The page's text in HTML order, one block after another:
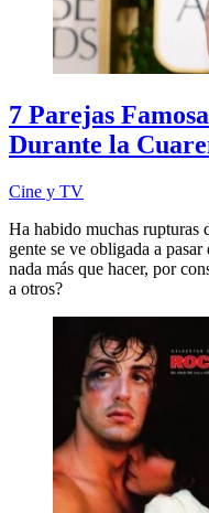
7 Parejas
Durante la
Cine y TV
Ha habido muchas rupturas
gente se ve obligada a
nada más que hacer, por
a otros?